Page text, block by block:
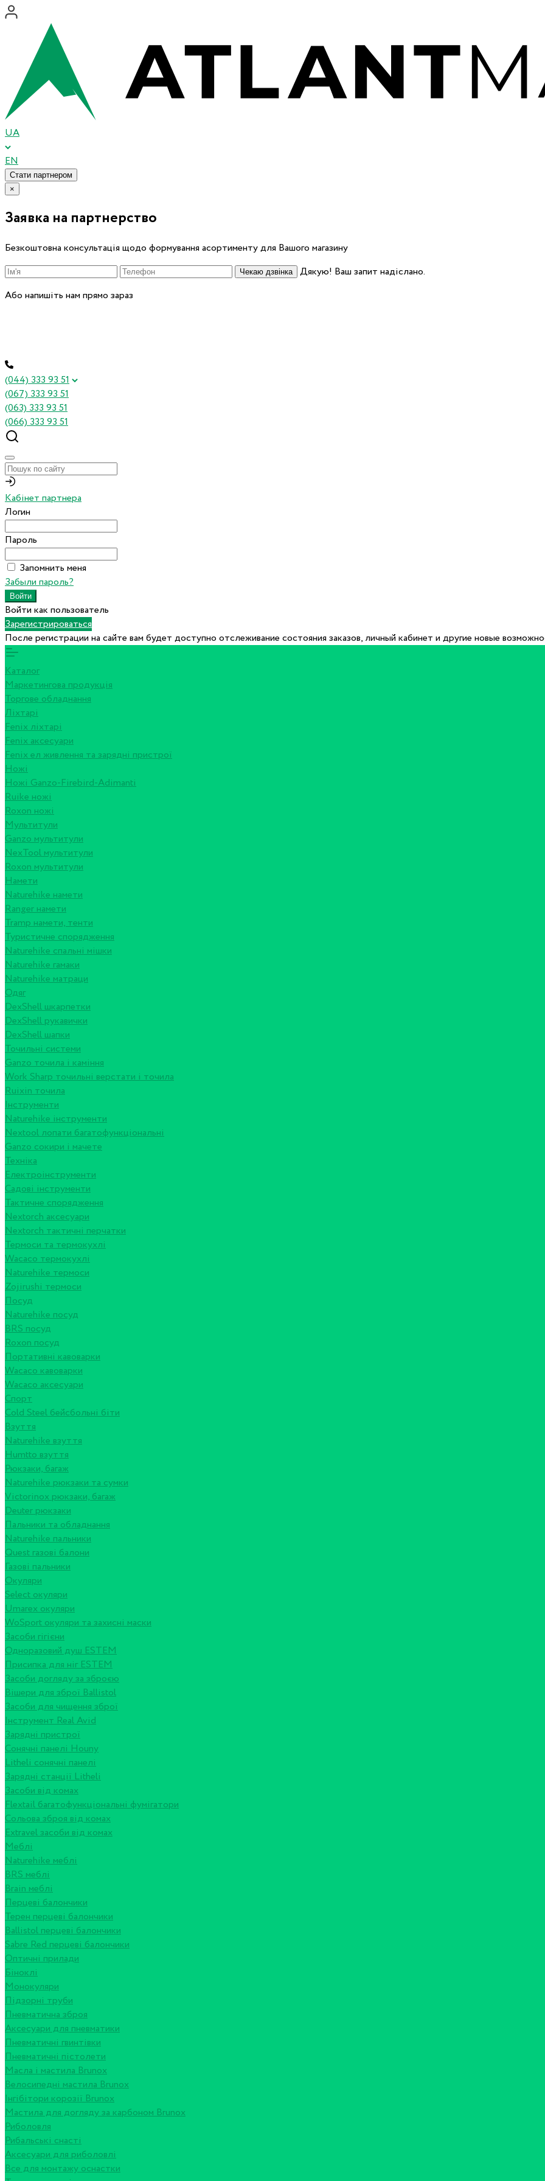
UA
EN
Стати партнером
×
Заявка на партнерство
Безкоштовна консультація щодо формування асортименту для Вашого магазину
Чекаю дзвінка
Дякую! Ваш запит надіслано.
Або напишіть нам прямо зараз
(044) 333 93 51
(067) 333 93 51
(063) 333 93 51
(066) 333 93 51
Кабінет партнера
Логин
Пароль
Запомнить меня
Забыли пароль?
Войти как пользователь
Зарегистрироваться
После регистрации на сайте вам будет доступно отслеживание состояния заказов, личный кабинет и другие новые
Каталог
Маркетингова продукція
Торгове обладнання
Ліхтарі
Fenix ліхтарі
Fenix аксесуари
Fenix ел живлення та зарядні пристрої
Ножі
Ножі Ganzo-Firebird-Adimanti
Ruike ножі
Roxon ножi
Мультитули
Ganzo мультитули
NexTool мультитули
Roxon мультитули
Намети
Naturehike намети
Ranger намети
Tramp намети, тенти
Туристичне спорядження
Naturehike спальні мішки
Naturehike гамаки
Naturehike матраци
Одяг
DexShell шкарпетки
DexShell рукавички
DexShell шапки
Точильні системи
Ganzo точила і каміння
Work Sharp точильні верстати і точила
Ruixin точила
Інструменти
Naturehike інструменти
Nextool лопати багатофункціональні
Ganzo сокири і мачете
Техніка
Електроінструменти
Садові інструменти
Тактичне спорядження
Nextorch аксесуари
Nextorch тактичні перчатки
Термоси та термокухлі
Wacaco термокухлі
Naturehike термоси
Zojirushi термоси
Посуд
Naturehike посуд
BRS посуд
Roxon посуд
Портативні кавоварки
Wacaco кавоварки
Wacaco аксесуари
Спорт
Cold Steel бейсбольні біти
Взуття
Naturehike взуття
Humtto взуття
Рюкзаки, багаж
Naturehike рюкзаки та сумки
Victorinox рюкзаки, багаж
Deuter рюкзаки
Пальники та обладнання
Naturehike пальники
Quest газові балони
Газові пальники
Окуляри
Select окуляри
Umarex окуляри
WoSport окуляри та захисні маски
Засоби гігієни
Одноразовий душ ESTEM
Присипка для ніг ESTEM
Засоби догляду за зброєю
Вішери для зброї Ballistol
Засоби для чищення зброї
Інструмент Real Avid
Зарядні пристрої
Сонячні панелі Houny
Litheli сонячні панелі
Зарядні станції Litheli
Засоби від комах
Flextail багатофункціональні фумігатори
Сольова зброя від комах
Extravel засоби від комах
Меблі
Naturehike меблі
BRS меблі
Brain меблі
Перцеві балончики
Терен перцеві балончики
Ballistol перцеві балончики
Sabre Red перцеві балончики
Оптичні прилади
Біноклі
Монокуляри
Підзорні труби
Пневматична зброя
Аксесуари для пневматики
Пневматичні гвинтівки
Пневматичні пістолети
Масла і мастила Brunox
Велосипедні мастила Brunox
Інгібітори корозії Brunox
Мастила для догляду за карбоном Brunox
Риболовля
Рибальські снасті
Аксесуари для риболовлі
Все для монтажу оснастки